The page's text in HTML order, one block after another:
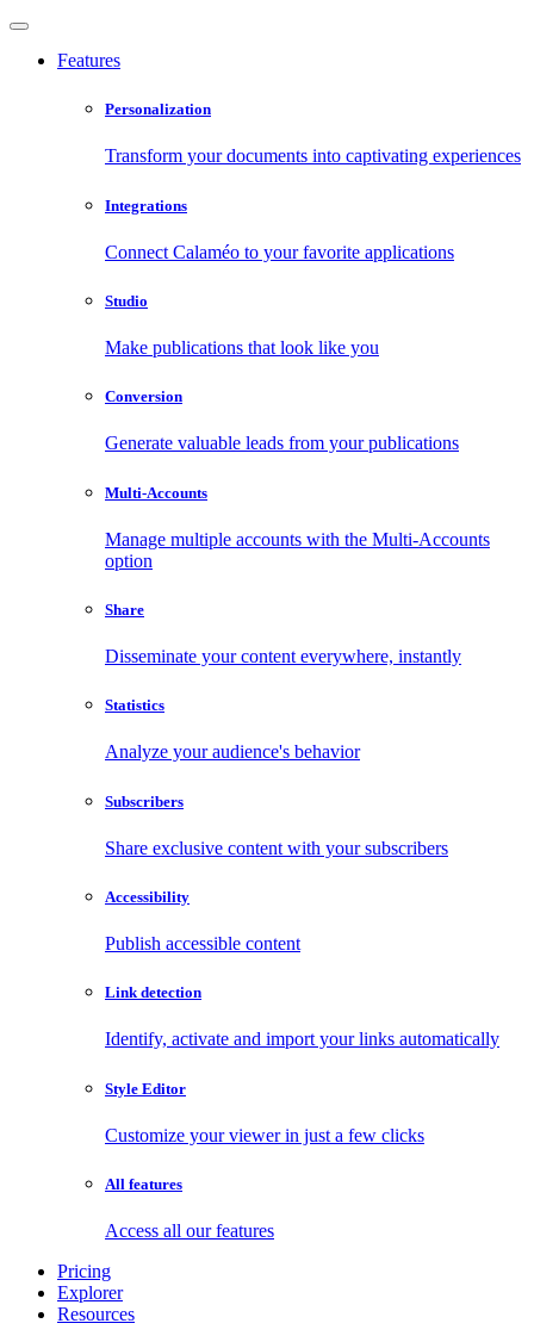
Features
Personalization
Transform your documents into captivating experiences
Integrations
Connect Calaméo to your favorite applications
Studio
Make publications that look like you
Conversion
Generate valuable leads from your publications
Multi-Accounts
Manage multiple accounts with the Multi-Accounts
option
Share
Disseminate your content everywhere, instantly
Statistics
Analyze your audience's behavior
Subscribers
Share exclusive content with your subscribers
Accessibility
Publish accessible content
Link detection
Identify, activate and import your links automatically
Style Editor
Customize your viewer in just a few clicks
All features
Access all our features
Pricing
Explorer
Resources